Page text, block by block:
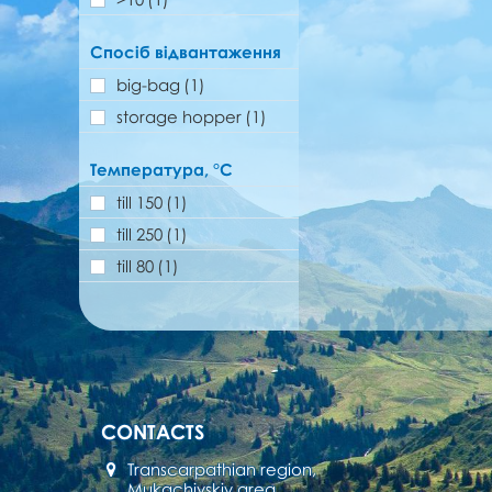
Спосіб відвантаження
big-bag (1)
storage hopper (1)
Температура, °C
till 150 (1)
till 250 (1)
till 80 (1)
CONTACTS
Transcarpathian region,